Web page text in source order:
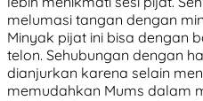
melumasi tangan dengan
Minyak pijat ini bisa dengan
telon. Sehubungan dengan
dianjurkan karena selain
memudahkan Mums dalam